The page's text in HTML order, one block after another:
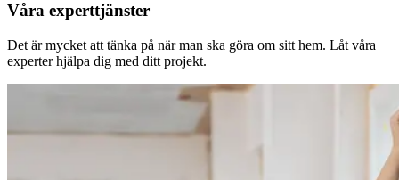
Våra experttjänster
Det är mycket att tänka på när man ska göra om sitt hem. Låt våra
experter hjälpa dig med ditt projekt.